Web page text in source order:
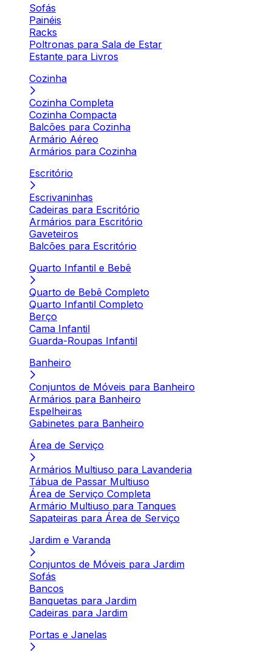
Sofás
Painéis
Racks
Poltronas para Sala de Estar
Estante para Livros
Cozinha
Cozinha Completa
Cozinha Compacta
Balcões para Cozinha
Armário Aéreo
Armários para Cozinha
Escritório
Escrivaninhas
Cadeiras para Escritório
Armários para Escritório
Gaveteiros
Balcões para Escritório
Quarto Infantil e Bebê
Quarto de Bebê Completo
Quarto Infantil Completo
Berço
Cama Infantil
Guarda-Roupas Infantil
Banheiro
Conjuntos de Móveis para Banheiro
Armários para Banheiro
Espelheiras
Gabinetes para Banheiro
Área de Serviço
Armários Multiuso para Lavanderia
Tábua de Passar Multiuso
Área de Serviço Completa
Armário Multiuso para Tanques
Sapateiras para Área de Serviço
Jardim e Varanda
Conjuntos de Móveis para Jardim
Sofás
Bancos
Banquetas para Jardim
Cadeiras para Jardim
Portas e Janelas